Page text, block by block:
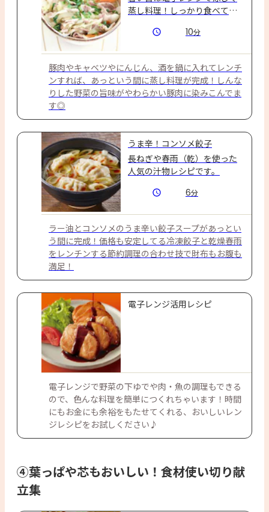
蒸し料理！しっかり食べてス
10分
豚肉やキャベツやにんじん、酒を鍋に入れてレンチ
ンすれば、あっという間に蒸し料理が完成！しんな
りした野菜の旨味がやわらかい豚肉に染みこんでま
す◎
うま辛！コンソメ餃子
長ねぎや春雨（乾）を使った
人気の汁物レシピです。
6分
ラー油とコンソメのうま辛い餃子スープがあっとい
う間に完成！価格も安定してる冷凍餃子と乾燥春雨
をレンチンする節約調理の合わせ技で財布もお腹も
満足！
電子レンジ活用レシピ
電子レンジで野菜の下ゆでや肉・魚の調理もできる
ので、色んな料理を簡単につくれちゃいます！時間
にもお金にも余裕をもたせてくれる、おいしいレン
ジレシピをお試しください♪
④葉っぱや芯もおいしい！食材使い切り献
立集